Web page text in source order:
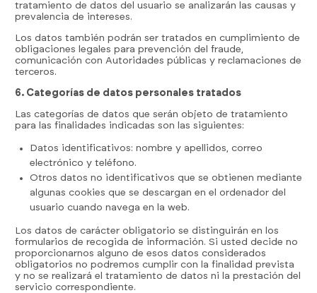
tratamiento de datos del usuario se analizarán las causas y
prevalencia de intereses.
Los datos también podrán ser tratados en cumplimiento de
obligaciones legales para prevención del fraude,
comunicación con Autoridades públicas y reclamaciones de
terceros.
6. Categorías de datos personales tratados
Las categorías de datos que serán objeto de tratamiento
para las finalidades indicadas son las siguientes:
Datos identificativos: nombre y apellidos, correo
electrónico y teléfono.
Otros datos no identificativos que se obtienen mediante
algunas cookies que se descargan en el ordenador del
usuario cuando navega en la web.
Los datos de carácter obligatorio se distinguirán en los
formularios de recogida de información. Si usted decide no
proporcionarnos alguno de esos datos considerados
obligatorios no podremos cumplir con la finalidad prevista
y no se realizará el tratamiento de datos ni la prestación del
servicio correspondiente.